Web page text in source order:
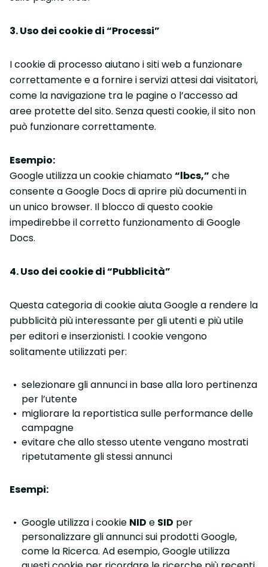
3. Uso dei cookie di “Processi”
I cookie di processo aiutano i siti web a funzionare
correttamente e a fornire i servizi attesi dai visitatori,
come la navigazione tra le pagine o l’accesso ad
aree protette del sito. Senza questi cookie, il sito non
può funzionare correttamente.
Esempio:
Google utilizza un cookie chiamato“lbcs,” che
consente a Google Docs di aprire più documenti in
un unico browser. Il blocco di questo cookie
impedirebbe il corretto funzionamento di Google
Docs.
4. Uso dei cookie di “Pubblicità”
Questa categoria di cookie aiuta Google a rendere la
pubblicità più interessante per gli utenti e più utile
per editori e inserzionisti. I cookie vengono
solitamente utilizzati per:
selezionare gli annunci in base alla loro pertinenza
per l’utente
migliorare la reportistica sulle performance delle
campagne
evitare che allo stesso utente vengano mostrati
ripetutamente gli stessi annunci
Esempi:
Google utilizza i cookie NID e SID per
personalizzare gli annunci sui prodotti Google,
come la Ricerca. Ad esempio, Google utilizza